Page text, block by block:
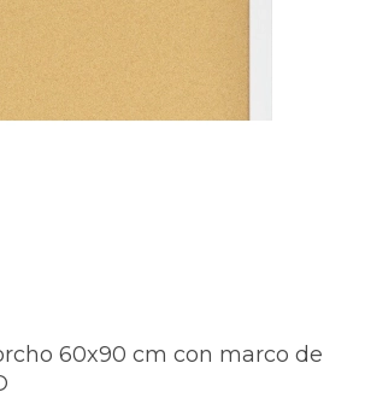
60x90 cm con marco de